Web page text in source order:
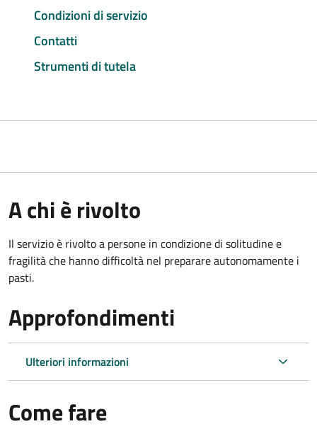
Condizioni di servizio
Contatti
Strumenti di tutela
A chi è rivolto
Il servizio è rivolto a persone in condizione di solitudine e
fragilità che hanno difficoltà nel preparare autonomamente i
pasti.
Approfondimenti
Ulteriori informazioni
Come fare